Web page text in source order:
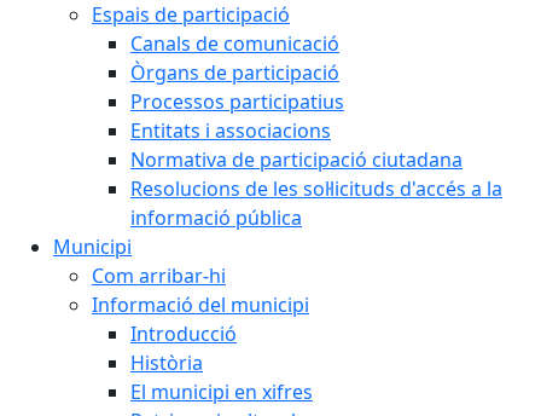
Espais de participació
Canals de comunicació
Òrgans de participació
Processos participatius
Entitats i associacions
Normativa de participació ciutadana
Resolucions de les sol·licituds d'accés a la
informació pública
Municipi
Com arribar-hi
Informació del municipi
Introducció
Història
El municipi en xifres